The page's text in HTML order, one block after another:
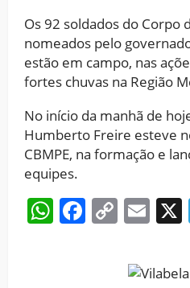
Os 92 soldados do Corpo
nomeados pelo
estão em campo, nas
fortes chuvas na Região
No início da manhã de
Humberto Freire esteve
CBMPE, na formação e
equipes.
WhatsApp
Copy